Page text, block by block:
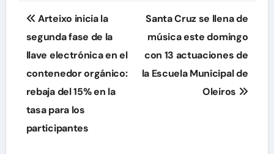
Navegación
de
entradas
Arteixo inicia la
segunda fase de la
llave electrónica en el
contenedor orgánico:
rebaja del 15% en la
tasa para los
participantes
Santa Cruz se llena de
música este domingo
con 13 actuaciones de
la Escuela Municipal de
Oleiros